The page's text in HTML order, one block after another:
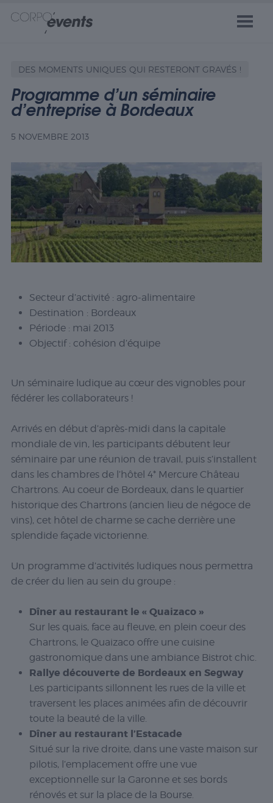
DES MOMENTS UNIQUES QUI RESTERONT GRAVÉS !
Programme d’un séminaire
d’entreprise à Bordeaux
5 NOVEMBRE 2013
Secteur d’activité : agro-alimentaire
Destination : Bordeaux
Période : mai 2013
Objectif : cohésion d’équipe
Un séminaire ludique au cœur des vignobles pour
fédérer les collaborateurs !
Arrivés en début d’après-midi dans la capitale
mondiale de vin, les participants débutent leur
séminaire par une réunion de travail, puis s’installent
dans les chambres de l’hôtel 4* Mercure Château
Chartrons. Au coeur de Bordeaux, dans le quartier
historique des Chartrons (ancien lieu de négoce de
vins), cet hôtel de charme se cache derrière une
splendide façade victorienne.
Un programme d’activités ludiques nous permettra
de créer du lien au sein du groupe :
Dîner au restaurant le « Quaizaco »
Sur les quais, face au fleuve, en plein coeur des
Chartrons, le Quaizaco offre une cuisine
gastronomique dans une ambiance Bistrot chic.
Rallye découverte de Bordeaux en Segway
Les participants sillonnent les rues de la ville et
traversent les places animées afin de découvrir
toute la beauté de la ville.
Dîner au restaurant l’Estacade
Situé sur la rive droite, dans une vaste maison sur
pilotis, l’emplacement offre une vue
exceptionnelle sur la Garonne et ses bords
rénovés et sur la place de la Bourse.